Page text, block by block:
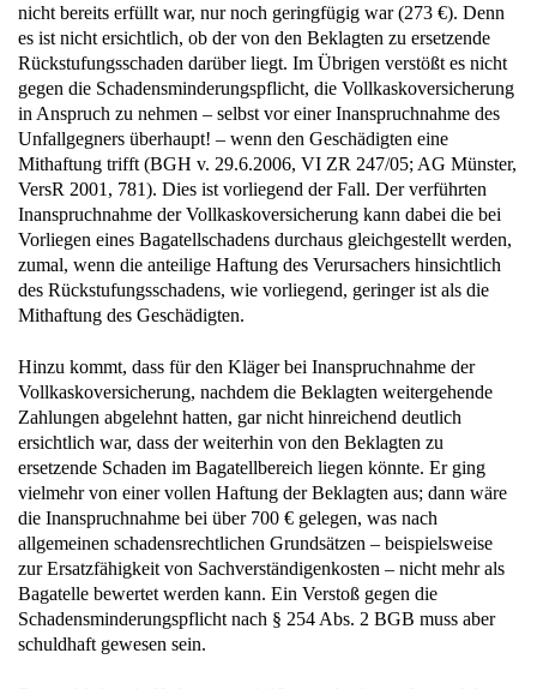
nicht bereits erfüllt war, nur noch geringfügig war (273 €). Denn
es ist nicht ersichtlich, ob der von den Beklagten zu ersetzende
Rückstufungsschaden darüber liegt. Im Übrigen verstößt es nicht
gegen die Schadensminderungspflicht, die Vollkaskoversicherung
in Anspruch zu nehmen – selbst vor einer Inanspruchnahme des
Unfallgegners überhaupt! – wenn den Geschädigten eine
Mithaftung trifft (BGH v. 29.6.2006, VI ZR 247/05; AG Münster,
VersR 2001, 781). Dies ist vorliegend der Fall. Der verführten
Inanspruchnahme der Vollkaskoversicherung kann dabei die bei
Vorliegen eines Bagatellschadens durchaus gleichgestellt werden,
zumal, wenn die anteilige Haftung des Verursachers hinsichtlich
des Rückstufungsschadens, wie vorliegend, geringer ist als die
Mithaftung des Geschädigten.
Hinzu kommt, dass für den Kläger bei Inanspruchnahme der
Vollkaskoversicherung, nachdem die Beklagten weitergehende
Zahlungen abgelehnt hatten, gar nicht hinreichend deutlich
ersichtlich war, dass der weiterhin von den Beklagten zu
ersetzende Schaden im Bagatellbereich liegen könnte. Er ging
vielmehr von einer vollen Haftung der Beklagten aus; dann wäre
die Inanspruchnahme bei über 700 € gelegen, was nach
allgemeinen schadensrechtlichen Grundsätzen – beispielsweise
zur Ersatzfähigkeit von Sachverständigenkosten – nicht mehr als
Bagatelle bewertet werden kann. Ein Verstoß gegen die
Schadensminderungspflicht nach § 254 Abs. 2 BGB muss aber
schuldhaft gewesen sein.